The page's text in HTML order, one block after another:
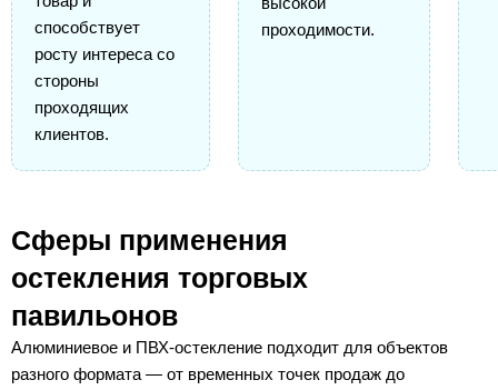
способствует
росту интереса со
стороны
проходящих
клиентов.
проходимости.
Сферы применения
остекления торговых
павильонов
Алюминиевое и ПВХ-остекление подходит для объектов
разного формата — от временных точек продаж до